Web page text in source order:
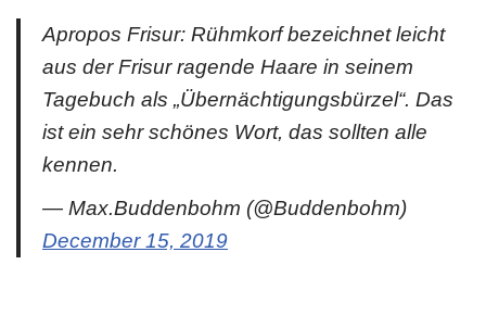
Apropos Frisur: Rühmkorf bezeichnet leicht
aus der Frisur ragende Haare in seinem
Tagebuch als „Übernächtigungsbürzel“. Das
ist ein sehr schönes Wort, das sollten alle
kennen.
— Max.Buddenbohm (@Buddenbohm)
December 15, 2019